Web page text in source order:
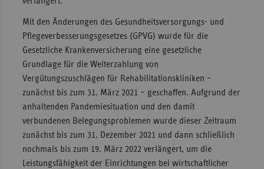
Mit den Änderungen des Gesundheitsversorgungs- und
Pflegeverbesserungsgesetzes (GPVG) wurde für die
Gesetzliche Krankenversicherung eine gesetzliche
Grundlage für die Weiterzahlung von
Vergütungszuschlägen für Rehabilitationskliniken –
zunächst bis zum 31. März 2021 – geschaffen. Aufgrund der
anhaltenden Pandemiesituation und den damit
verbundenen Belegungsproblemen wurde dieser Zeitraum
zunächst bis zum 31. Dezember 2021 und dann schließlich
nochmals bis zum 19. März 2022 verlängert, um die
Leistungsfähigkeit der Einrichtungen bei wirtschaftlicher